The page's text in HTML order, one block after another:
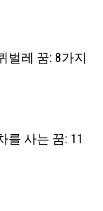
벌레 꿈: 8가지
를 사는 꿈: 11